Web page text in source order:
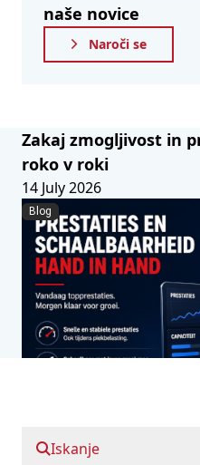
Iskanje
naše novice
Naroči se
Zakaj zmogljivost in
roko v roki
14 July 2026
Blog